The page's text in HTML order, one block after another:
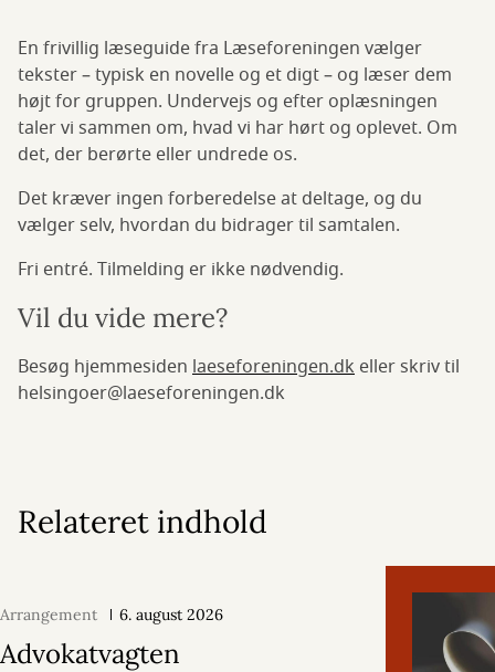
En frivillig læseguide fra Læseforeningen vælger
tekster – typisk en novelle og et digt – og læser dem
højt for gruppen. Undervejs og efter oplæsningen
taler vi sammen om, hvad vi har hørt og oplevet. Om
det, der berørte eller undrede os.
Det kræver ingen forberedelse at deltage, og du
vælger selv, hvordan du bidrager til samtalen.
Fri entré. Tilmelding er ikke nødvendig.
Vil du vide mere?
Besøg hjemmesiden laeseforeningen.dk eller skriv til
helsingoer@laeseforeningen.dk
Relateret indhold
Arrangement 6. august 2026
Advokatvagten